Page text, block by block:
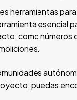
herramientas
como
puedas